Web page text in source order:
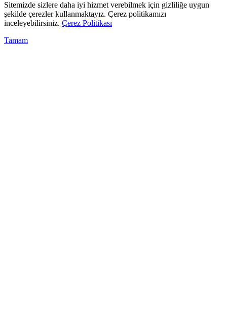
Sitemizde sizlere daha iyi hizmet verebilmek için gizliliğe uygun
şekilde çerezler kullanmaktayız. Çerez politikamızı
inceleyebilirsiniz. Çerez Politikası
Tamam